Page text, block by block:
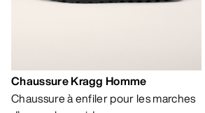
Chaussure Kragg Homme
Chaussure à enfiler pour les marches